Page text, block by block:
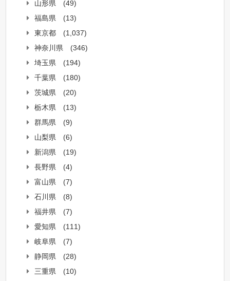
山形県
(49)
福島県
(13)
東京都
(1,037)
神奈川県
(346)
埼玉県
(194)
千葉県
(180)
茨城県
(20)
栃木県
(13)
群馬県
(9)
山梨県
(6)
新潟県
(19)
長野県
(4)
富山県
(7)
石川県
(8)
福井県
(7)
愛知県
(111)
岐阜県
(7)
静岡県
(28)
三重県
(10)